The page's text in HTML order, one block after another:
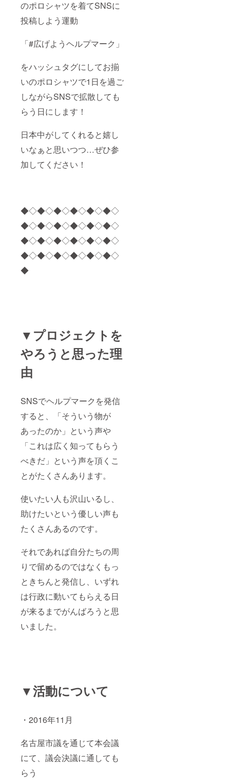
のポロシャツを着てSNSに
投稿しよう運動
「#広げようヘルプマーク」
をハッシュタグにしてお揃
いのポロシャツで1日を過ご
しながらSNSで拡散しても
らう日にします！
日本中がしてくれると嬉し
いなぁと思いつつ…ぜひ参
加してください！
◆◇◆◇◆◇◆◇◆◇◆◇
◆◇◆◇◆◇◆◇◆◇◆◇
◆◇◆◇◆◇◆◇◆◇◆◇
◆◇◆◇◆◇◆◇◆◇◆◇
◆
▼プロジェクトを
やろうと思った理
由
SNSでヘルプマークを発信
すると、「そういう物が
あったのか」という声や
「これは広く知ってもらう
べきだ」という声を頂くこ
とがたくさんあります。
使いたい人も沢山いるし、
助けたいという優しい声も
たくさんあるのです。
それであれば自分たちの周
りで留めるのではなくもっ
ときちんと発信し、いずれ
は行政に動いてもらえる日
が来るまでがんばろうと思
いました。
▼活動について
・2016年11月
名古屋市議を通じて本会議
にて、議会決議に通しても
らう